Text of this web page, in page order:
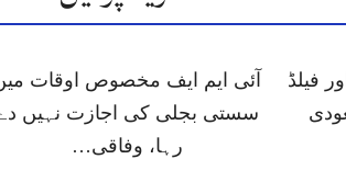
فیلڈ
آئی ایم ایف مخصوص اوقات
سستی بجلی کی اجازت نہیں
رہا، وفاقی…